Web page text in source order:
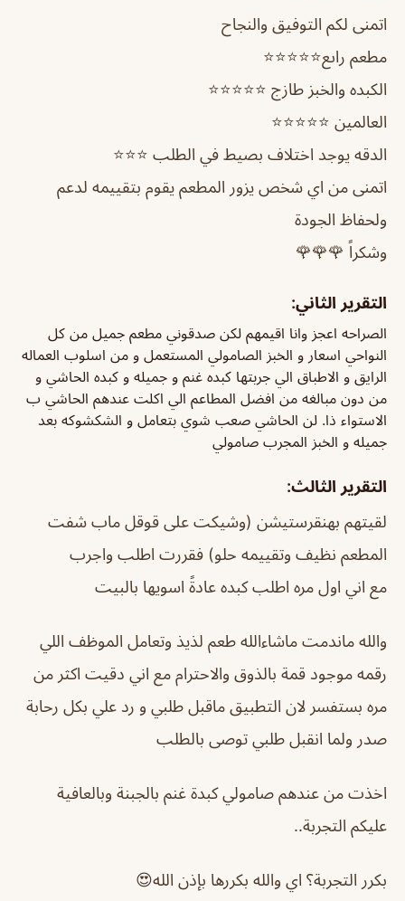
اتمنى لكم التوفيق والنجاح
مطعم راىع⭐⭐⭐⭐⭐
الكبده والخبز طازج ⭐⭐⭐⭐⭐
العالمين ⭐⭐⭐⭐⭐
الدقه يوجد اختلاف بصيط في الطلب ⭐⭐⭐
اتمنى من اي شخص يزور المطعم يقوم بتقييمه لدعم
ولحفاظ الجودة
وشكراً 🌹🌹🌹
التقرير الثاني:
الصراحه اعجز وانا اقيمهم لكن صدقوني مطعم جميل من كل
النواحي اسعار و الخبز الصامولي المستعمل و من اسلوب العماله
الرايق و الاطباق الي جربتها كبده غنم و جميله و كبده الحاشي و
من دون مبالغه من افضل المطاعم الي اكلت عندهم الحاشي ب
الاستواء ذا. لن الحاشي صعب شوي بتعامل و الشكشوكه بعد
جميله و الخبز المجرب صامولي
التقرير الثالث:
لقيتهم بهنقرستيشن (وشيكت على قوقل ماب شفت
المطعم نظيف وتقييمه حلو) فقررت اطلب واجرب
مع اني اول مره اطلب كبده عادةً اسويها بالبيت
والله ماندمت ماشاءالله طعم لذيذ وتعامل الموظف اللي
رقمه موجود قمة بالذوق والاحترام مع اني دقيت اكثر من
مره بستفسر لان التطبيق ماقبل طلبي و رد علي بكل رحابة
صدر ولما انقبل طلبي توصى بالطلب
اخذت من عندهم صامولي كبدة غنم بالجبنة وبالعافية
عليكم التجربة..
بكرر التجربة؟ اي والله بكررها بإذن الله😍